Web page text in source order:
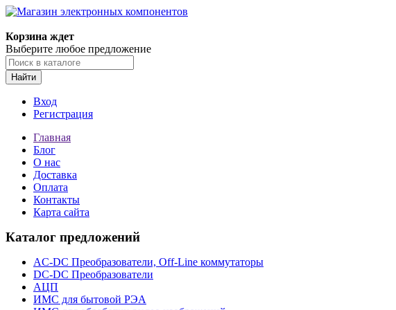
Корзина ждет
Выберите любое предложение
Найти
Вход
Регистрация
Главная
Блог
О нас
Доставка
Оплата
Контакты
Карта сайта
Каталог предложений
AC-DC Преобразователи, Off-Line коммутаторы
DC-DC Преобразователи
АЦП
ИМС для бытовой РЭА